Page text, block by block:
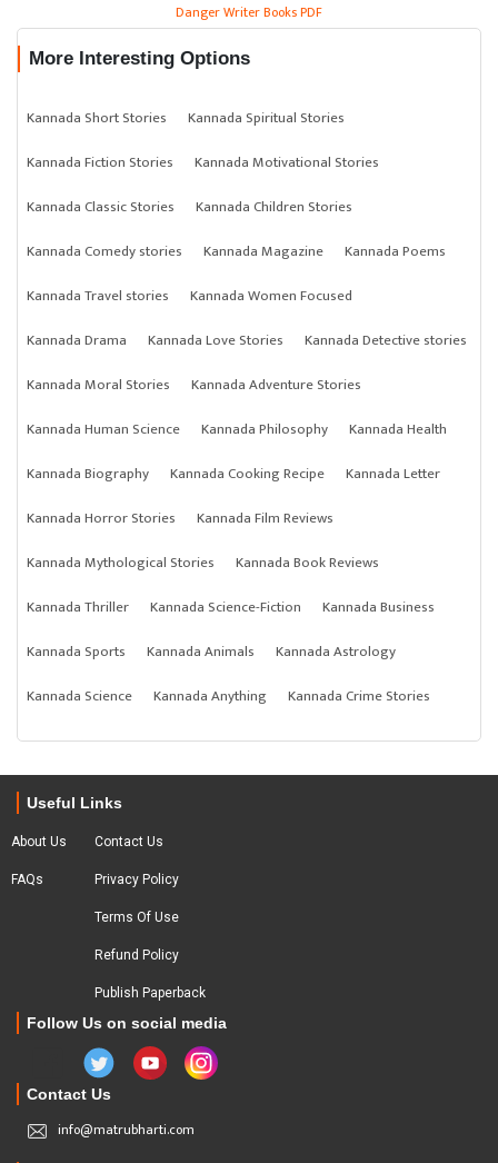
Danger Writer Books PDF
More Interesting Options
Kannada Short Stories
Kannada Spiritual Stories
Kannada Fiction Stories
Kannada Motivational Stories
Kannada Classic Stories
Kannada Children Stories
Kannada Comedy stories
Kannada Magazine
Kannada Poems
Kannada Travel stories
Kannada Women Focused
Kannada Drama
Kannada Love Stories
Kannada Detective stories
Kannada Moral Stories
Kannada Adventure Stories
Kannada Human Science
Kannada Philosophy
Kannada Health
Kannada Biography
Kannada Cooking Recipe
Kannada Letter
Kannada Horror Stories
Kannada Film Reviews
Kannada Mythological Stories
Kannada Book Reviews
Kannada Thriller
Kannada Science-Fiction
Kannada Business
Kannada Sports
Kannada Animals
Kannada Astrology
Kannada Science
Kannada Anything Kannada Crime Stories
Useful Links
About Us
FAQs
Contact Us
Privacy Policy
Terms Of Use
Refund Policy
Publish Paperback
Follow Us on social media
Contact Us
info@matrubharti.com